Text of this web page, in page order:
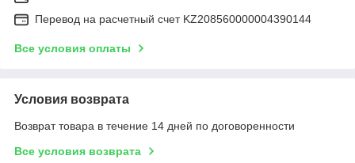
Перевод на расчетный счет KZ208560000004390144
Все условия оплаты
Условия возврата
Возврат товара в течение 14 дней по договоренности
Все условия возврата